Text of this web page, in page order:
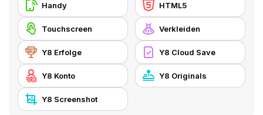
Handy HTML5
Touchscreen Verkleiden
Y8 Erfolge Y8 Cloud Save
Y8 Konto Y8 Originals
Y8 Screenshot